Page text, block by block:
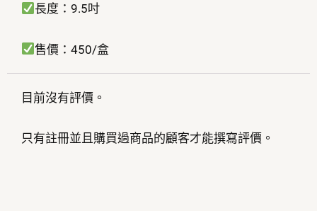
長度：9.5吋
售價：450/盒
目前沒有評價。
只有註冊並且購買過商品的顧客才能撰寫評價。